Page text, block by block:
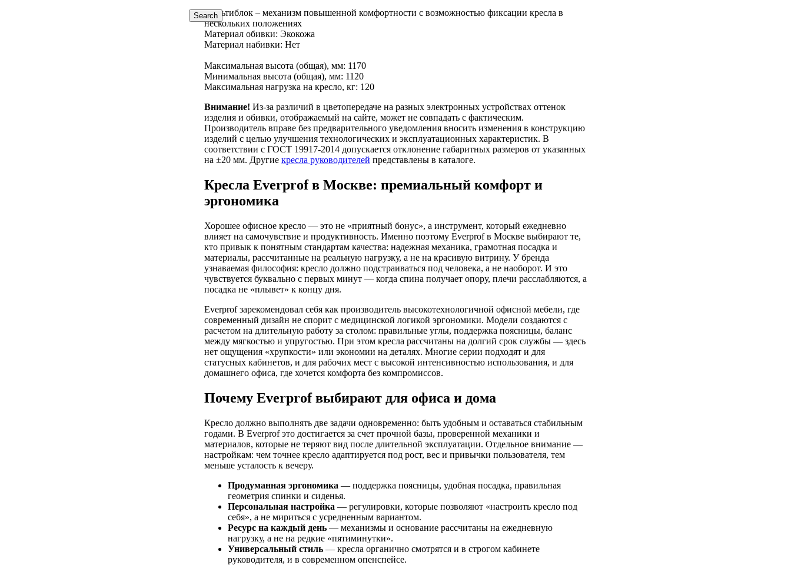
Search
Мультиблок – механизм повышенной комфортности с возможностью фиксации кресла в
нескольких положениях
Материал обивки: Экокожа
Материал набивки: Нет
Максимальная высота (общая), мм: 1170
Минимальная высота (общая), мм: 1120
Максимальная нагрузка на кресло, кг: 120
Внимание! Из-за различий в цветопередаче на разных электронных устройствах оттенок
изделия и обивки, отображаемый на сайте, может не совпадать с фактическим.
Производитель вправе без предварительного уведомления вносить изменения в конструкцию
изделий с целью улучшения технологических и эксплуатационных характеристик. В
соответствии с ГОСТ 19917-2014 допускается отклонение габаритных размеров от указанных
на ±20 мм. Другие кресла руководителей представлены в каталоге.
Кресла Everprof в Москве: премиальный комфорт и
эргономика
Хорошее офисное кресло — это не «приятный бонус», а инструмент, который ежедневно
влияет на самочувствие и продуктивность. Именно поэтому Everprof в Москве выбирают те,
кто привык к понятным стандартам качества: надежная механика, грамотная посадка и
материалы, рассчитанные на реальную нагрузку, а не на красивую витрину. У бренда
узнаваемая философия: кресло должно подстраиваться под человека, а не наоборот. И это
чувствуется буквально с первых минут — когда спина получает опору, плечи расслабляются, а
посадка не «плывет» к концу дня.
Everprof зарекомендовал себя как производитель высокотехнологичной офисной мебели, где
современный дизайн не спорит с медицинской логикой эргономики. Модели создаются с
расчетом на длительную работу за столом: правильные углы, поддержка поясницы, баланс
между мягкостью и упругостью. При этом кресла рассчитаны на долгий срок службы — здесь
нет ощущения «хрупкости» или экономии на деталях. Многие серии подходят и для
статусных кабинетов, и для рабочих мест с высокой интенсивностью использования, и для
домашнего офиса, где хочется комфорта без компромиссов.
Почему Everprof выбирают для офиса и дома
Кресло должно выполнять две задачи одновременно: быть удобным и оставаться стабильным
годами. В Everprof это достигается за счет прочной базы, проверенной механики и
материалов, которые не теряют вид после длительной эксплуатации. Отдельное внимание —
настройкам: чем точнее кресло адаптируется под рост, вес и привычки пользователя, тем
меньше усталость к вечеру.
Продуманная эргономика — поддержка поясницы, удобная посадка, правильная
геометрия спинки и сиденья.
Персональная настройка — регулировки, которые позволяют «настроить кресло под
себя», а не мириться с усредненным вариантом.
Ресурс на каждый день — механизмы и основание рассчитаны на ежедневную
нагрузку, а не на редкие «пятиминутки».
Универсальный стиль — кресла органично смотрятся и в строгом кабинете
руководителя, и в современном опенспейсе.